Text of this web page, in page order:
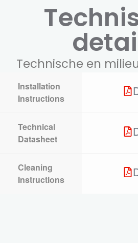
Technische en
Installation
Instructions
Technical
Datasheet
Cleaning
Instructions